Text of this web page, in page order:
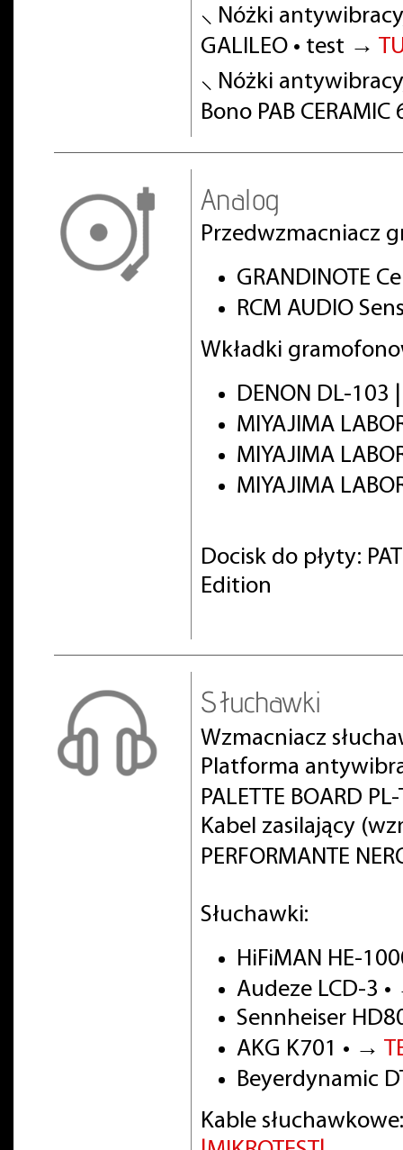
⸜ Nóżki
GALILEO • test →
⸜ Nóżki
Bono PAB
Analog
Przedwzmacniacz
GRANDINOTE
RCM AUDIO
Wkładki
DENON DL-103
MIYAJIMA
MIYAJIMA
MIYAJIMA
Docisk do płyty:
Edition
Słuchawki
Wzmacniacz
Platforma
PALETTE BOARD
Kabel zasilający
PERFORMANTE
Słuchawki:
HiFiMAN HE-
Audeze LCD-3
Sennheiser
AKG K701 • →
Beyerdynamic
Kable